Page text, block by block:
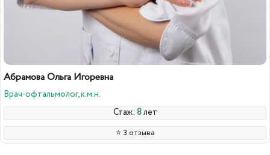
Абрамова Ольга Игоревна
Врач-офтальмолог, к.м.н.
Стаж: 8лет
⭐️ 3 отзыва